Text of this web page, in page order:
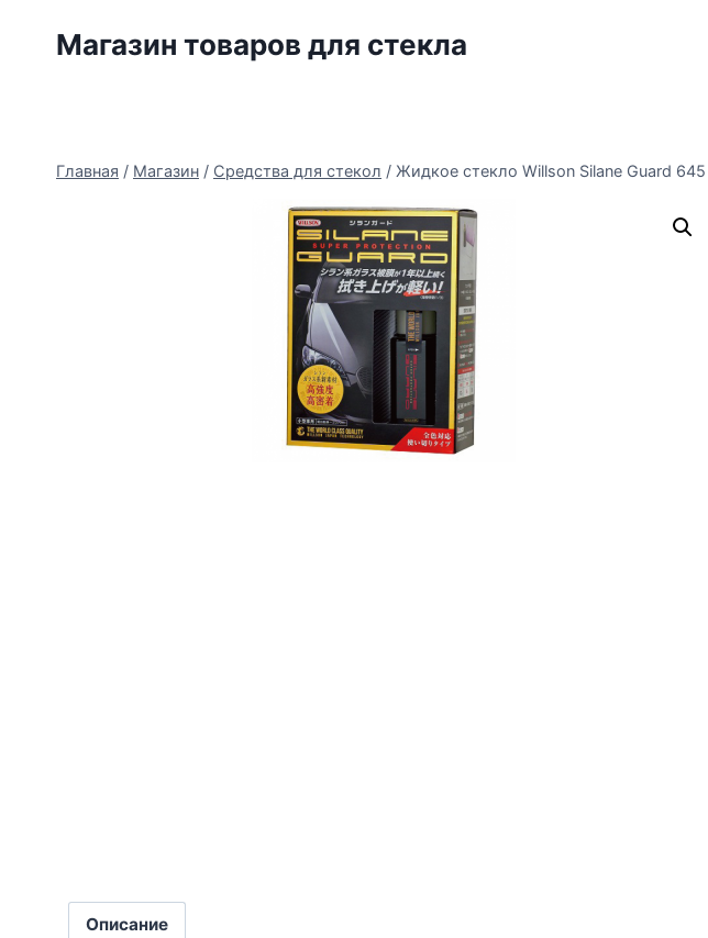
Магазин товаров для стекла
Главная / Магазин / Средства для стекол / Жидкое стекло Willson Silane Guard 645
Описание